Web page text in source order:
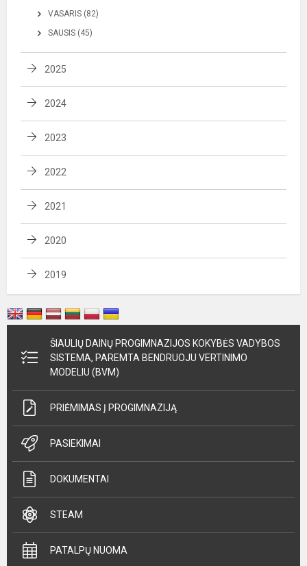
VASARIS (82)
SAUSIS (45)
2025
2024
2023
2022
2021
2020
2019
ŠIAULIŲ DAINŲ PROGIMNAZIJOS KOKYBĖS VADYBOS
SISTEMA, PAREMTA BENDRUOJU VERTINIMO
MODELIU (BVM)
PRIĖMIMAS Į PROGIMNAZIJĄ
PASIEKIMAI
DOKUMENTAI
STEAM
PATALPŲ NUOMA